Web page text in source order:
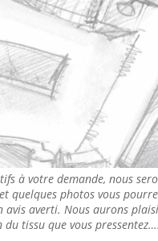
à votre demande, nous
quelques photos vous
averti. Nous aurons
tissu que vous pressentez….